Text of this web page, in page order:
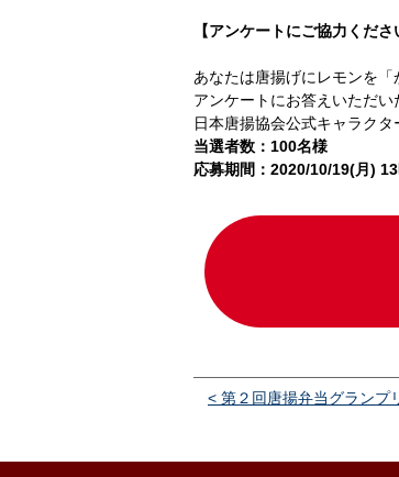
【アンケートにご協力くださ
あなたは唐揚げにレモンを
アンケートにお答えいただ
日本唐揚協会公式キャラク
当選者数：100名様
応募期間：2020/10/19(月)
< 第２回唐揚弁当グランプ